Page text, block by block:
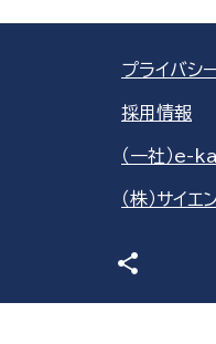
プライバシ
採用情報
（一社）e-
（株）サイエ
share